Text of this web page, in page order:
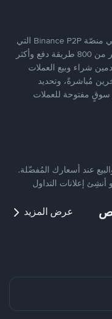
يضع ملايين المُستخدمين حول العالم ثقتهم في منصّة Binance P2P التي
توفّر منصّة آمنة لتداول العملات الرقمية بأكثر من 800 طريقة دفع وأكثر
شراء وبيع العملات
مُباشرةً، وتحديد
سوقٍ مفتوحة للعملات
عند أسعارك المُفضّلة.
إعلانات التداول
عرض المزيد